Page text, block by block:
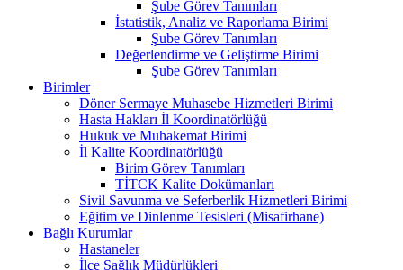
Şube Görev Tanımları
İstatistik, Analiz ve Raporlama Birimi
Şube Görev Tanımları
Değerlendirme ve Geliştirme Birimi
Şube Görev Tanımları
Birimler
Döner Sermaye Muhasebe Hizmetleri Birimi
Hasta Hakları İl Koordinatörlüğü
Hukuk ve Muhakemat Birimi
İl Kalite Koordinatörlüğü
Birim Görev Tanımları
TİTCK Kalite Dokümanları
Sivil Savunma ve Seferberlik Hizmetleri Birimi
Eğitim ve Dinlenme Tesisleri (Misafirhane)
Bağlı Kurumlar
Hastaneler
İlçe Sağlık Müdürlükleri